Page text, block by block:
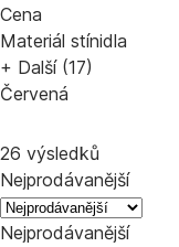
Cena
Materiál stínidla
+ Další (17)
Červená
26 výsledků
Nejprodávanější
Nejprodávanější